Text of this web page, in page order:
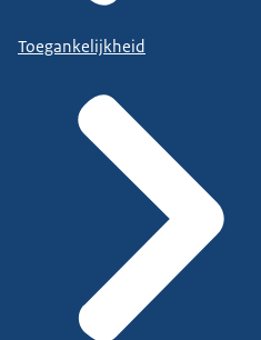
Toegankelijkheid